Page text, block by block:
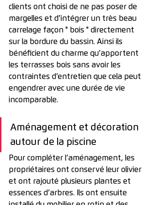
clients ont choisi de ne pas poser de
margelles et d’intégrer un très beau
carrelage façon " bois " directement
sur la bordure du bassin. Ainsi ils
bénéficient du charme qu’apportent
les terrasses bois sans avoir les
contraintes d’entretien que cela peut
engendrer avec une durée de vie
incomparable.
Aménagement et décoration
autour de la piscine
Pour compléter l’aménagement, les
propriétaires ont conservé leur olivier
et ont rajouté plusieurs plantes et
essences d’arbres. Ils ont ensuite